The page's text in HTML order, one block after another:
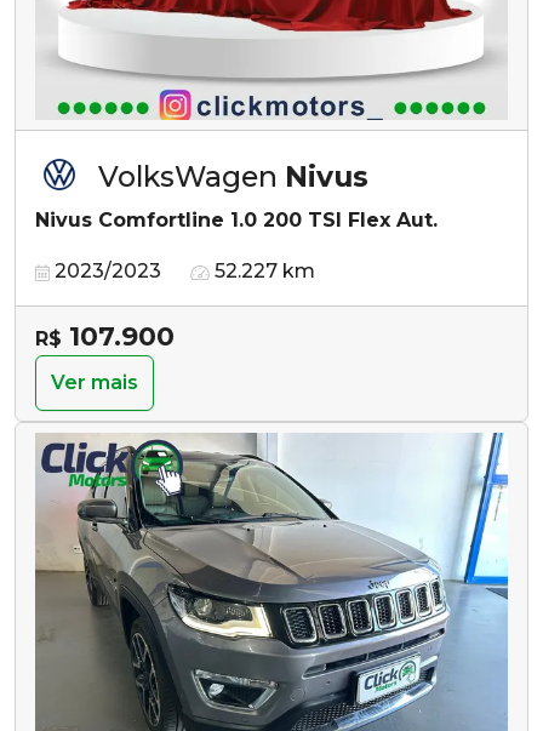
VolksWagen Nivus
Nivus Comfortline 1.0 200 TSI Flex Aut.
2023/2023 52.227 km
R$ 107.900
Ver mais